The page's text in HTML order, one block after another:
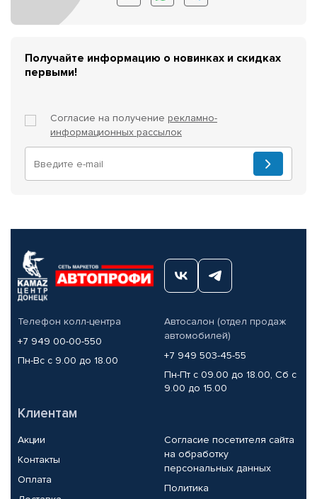
Получайте информацию о новинках и скидках
первыми!
Согласие на получение рекламно-
информационных рассылок
Телефон колл-центра
+7 949 00-00-550
Пн-Вс с 9.00 до 18.00
Автосалон (отдел продаж
автомобилей)
+7 949 503-45-55
Пн-Пт с 09.00 до 18.00, Сб с
9.00 до 15.00
Клиентам
Акции
Контакты
Оплата
Согласие посетителя сайта
на обработку
персональных данных
Политика